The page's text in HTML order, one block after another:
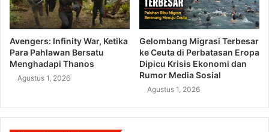
Avengers: Infinity War, Ketika
Para Pahlawan Bersatu
Menghadapi Thanos
Agustus 1, 2026
Gelombang Migrasi Terbesar
ke Ceuta di Perbatasan Eropa
Dipicu Krisis Ekonomi dan
Rumor Media Sosial
Agustus 1, 2026